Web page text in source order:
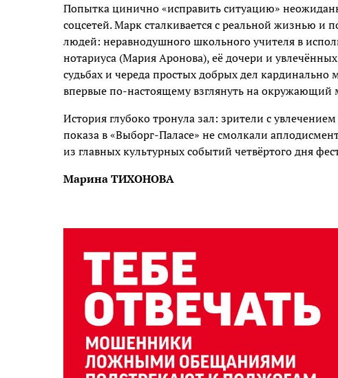
Попытка цинично «исправить ситуацию»
соцсетей. Марк сталкивается с реальной жизнью и
людей: неравнодушного школьного учителя в
нотариуса (Мария Аронова), её дочери и
судьбах и череда простых добрых дел кардинально
впервые по-настоящему взглянуть на окружающий
История глубоко тронула зал: зрители с
показа в «Выборг-Паласе» не смолкали
из главных культурных событий четвёртого дня
Марина ТИХОНОВА